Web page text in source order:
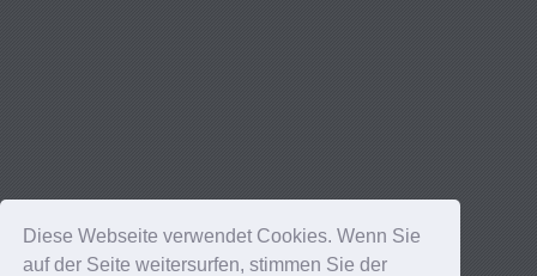
Diese Webseite verwendet Cookies. Wenn Sie
auf der Seite weitersurfen, stimmen Sie der